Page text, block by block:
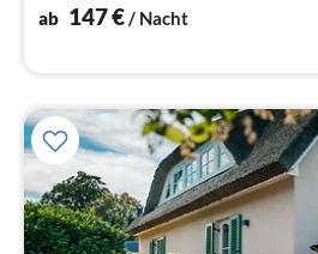
ab 147€/ Nacht